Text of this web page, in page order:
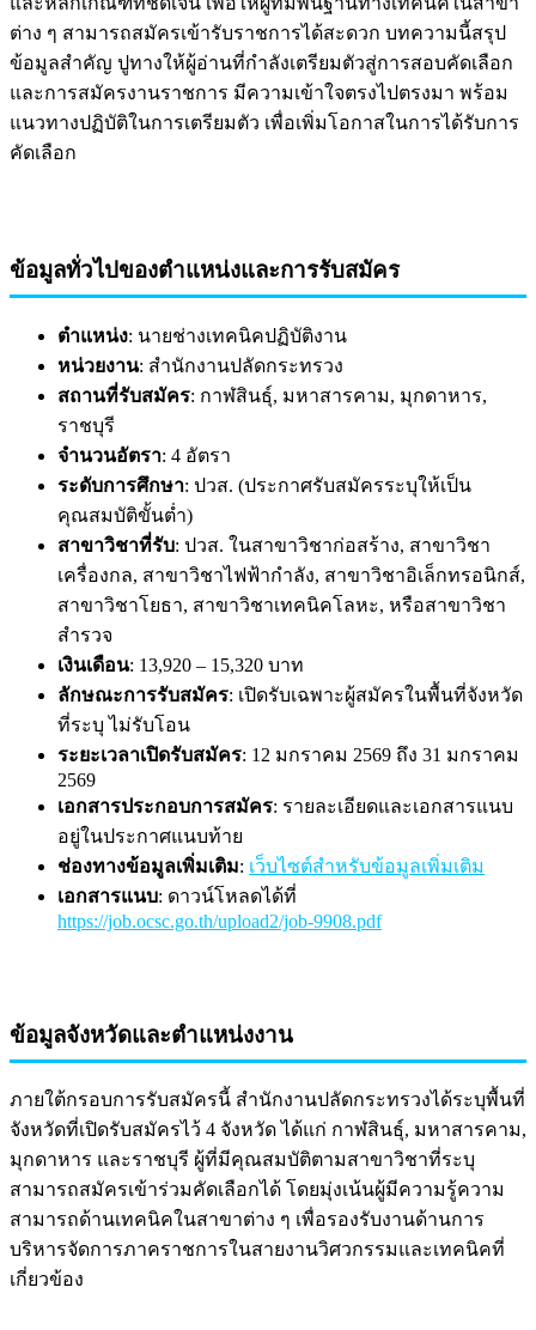
ต่าง ๆ สามารถสมัครเข้ารับราชการได้สะดวก บทความนี้สรุป
ข้อมูลสำคัญ ปูทางให้ผู้อ่านที่กำลังเตรียมตัวสู่การสอบคัดเลือก
และการสมัครงานราชการ มีความเข้าใจตรงไปตรงมา พร้อม
แนวทางปฏิบัติในการเตรียมตัว เพื่อเพิ่มโอกาสในการได้รับการ
คัดเลือก
ข้อมูลทั่วไปของตำแหน่งและการรับสมัคร
ตำแหน่ง: นายช่างเทคนิคปฏิบัติงาน
หน่วยงาน: สำนักงานปลัดกระทรวง
สถานที่รับสมัคร: กาฬสินธุ์, มหาสารคาม, มุกดาหาร,
ราชบุรี
จำนวนอัตรา: 4 อัตรา
ระดับการศึกษา: ปวส. (ประกาศรับสมัครระบุให้เป็น
คุณสมบัติขั้นต่ำ)
สาขาวิชาที่รับ: ปวส. ในสาขาวิชาก่อสร้าง, สาขาวิชา
เครื่องกล, สาขาวิชาไฟฟ้ากำลัง, สาขาวิชาอิเล็กทรอนิกส์,
สาขาวิชาโยธา, สาขาวิชาเทคนิคโลหะ, หรือสาขาวิชา
สำรวจ
เงินเดือน: 13,920 – 15,320 บาท
ลักษณะการรับสมัคร: เปิดรับเฉพาะผู้สมัครในพื้นที่จังหวัด
ที่ระบุ ไม่รับโอน
ระยะเวลาเปิดรับสมัคร: 12 มกราคม 2569 ถึง 31 มกราคม
2569
เอกสารประกอบการสมัคร: รายละเอียดและเอกสารแนบ
อยู่ในประกาศแนบท้าย
ช่องทางข้อมูลเพิ่มเติม: เว็บไซต์สำหรับข้อมูลเพิ่มเติม
เอกสารแนบ: ดาวน์โหลดได้ที่
https://job.ocsc.go.th/upload2/job-9908.pdf
ข้อมูลจังหวัดและตำแหน่งงาน
ภายใต้กรอบการรับสมัครนี้ สำนักงานปลัดกระทรวงได้ระบุพื้นที่
จังหวัดที่เปิดรับสมัครไว้ 4 จังหวัด ได้แก่ กาฬสินธุ์, มหาสารคาม,
มุกดาหาร และราชบุรี ผู้ที่มีคุณสมบัติตามสาขาวิชาที่ระบุ
สามารถสมัครเข้าร่วมคัดเลือกได้ โดยมุ่งเน้นผู้มีความรู้ความ
สามารถด้านเทคนิคในสาขาต่าง ๆ เพื่อรองรับงานด้านการ
บริหารจัดการภาคราชการในสายงานวิศวกรรมและเทคนิคที่
เกี่ยวข้อง